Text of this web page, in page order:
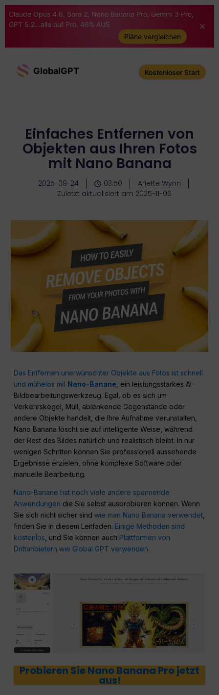
Claude Opus 4.6, Sora 2, Nano Banana Pro, Gemini 3 Pro,
GPT 5.2...alle auf Pro. 46% AUS
Pläne vergleichen
GlobalGPT Kostenloser Start
Einfaches Entfernen von
Objekten aus Ihren Fotos
mit Nano Banana
2025-09-24 03:50
Ariette Wynn
Zuletzt aktualisiert am 2025-11-06
Das Entfernen unerwünschter Objekte aus Fotos ist schnell
und mühelos mit Nano-Banane , ein leistungsstarkes AI-
Bildbearbeitungswerkzeug. Egal, ob es sich um
Verkehrskegel, Müll, ablenkende Gegenstände oder
andere Objekte handelt, die Ihre Aufnahme verunstalten,
Nano Banana löscht sie auf intelligente Weise, während
der Rest des Bildes natürlich und realistisch bleibt. In nur
wenigen Schritten können Sie professionell aussehende
Ergebnisse erzielen, ohne komplexe Software oder
manuelle Bearbeitung.
Nano-Banane hat noch viele andere spannende
Anwendungen die Sie selbst ausprobieren können. Wenn
Sie sich nicht sicher sind wie man Nano Banana verwendet
finden Sie in diesem Leitfaden. Einige Methoden sind
kostenlos , und Sie können auch Plattformen von
Drittanbietern wie Global GPT verwenden.
Probieren Sie Nano Banana Pro jetzt
aus!